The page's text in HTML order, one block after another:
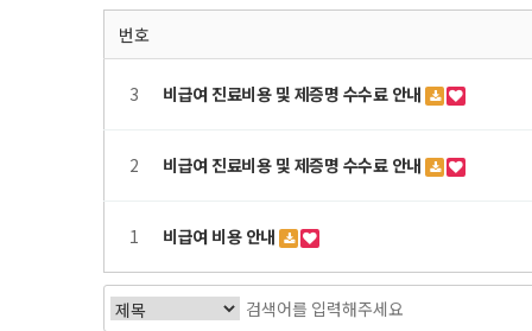
번호
3 비급여 진료비용 및 제증명 수수료 안내
2 비급여 진료비용 및 제증명 수수료 안내
1 비급여 비용 안내